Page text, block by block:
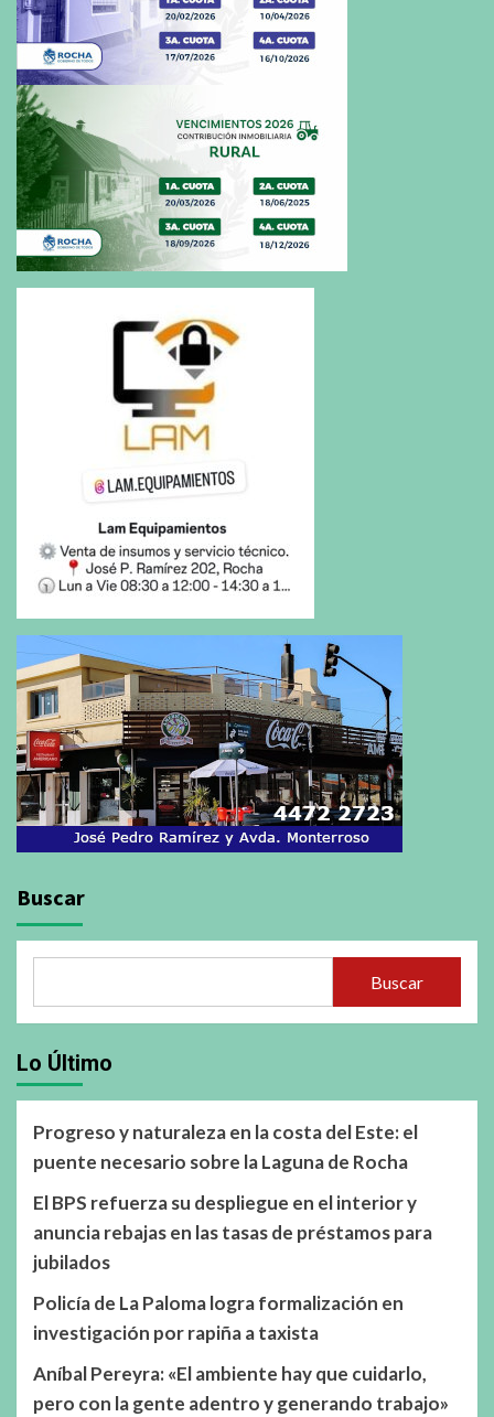
Buscar
Buscar
Lo Último
Progreso y naturaleza en la costa del Este: el
puente necesario sobre la Laguna de Rocha
El BPS refuerza su despliegue en el interior y
anuncia rebajas en las tasas de préstamos para
jubilados
Policía de La Paloma logra formalización en
investigación por rapiña a taxista
Aníbal Pereyra: «El ambiente hay que cuidarlo,
pero con la gente adentro y generando trabajo»